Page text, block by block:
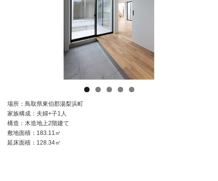
場所：鳥取県東伯郡湯梨浜町
家族構成：夫婦+子1人
構造：木造地上2階建て
敷地面積：183.11㎡
延床面積：128.34㎡